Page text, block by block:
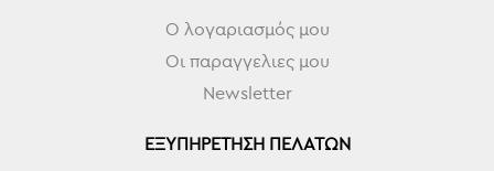
Ο λογαριασμός μου
Οι παραγγελιες μου
Newsletter
ΕΞΥΠΗΡΈΤΗΣΗ ΠΕΛΑΤΏΝ